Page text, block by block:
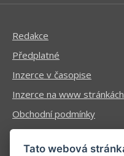
Redakce
Předplatné
Inzerce v časopise
Inzerce na www stránkách
Obchodní podmínky
Ochrana osobních údajů
Tato webová